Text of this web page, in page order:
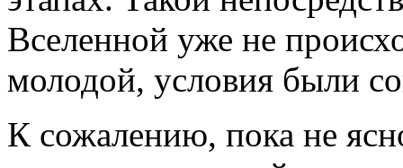
Вселенной уже не
молодой, условия были
К сожалению, пока не